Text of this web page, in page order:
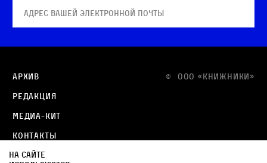
© OOO «КНИЖНИКИ»
Архив
Редакция
Медиа-кит
Контакты
Политика в отношении обработки персональных
На сайте